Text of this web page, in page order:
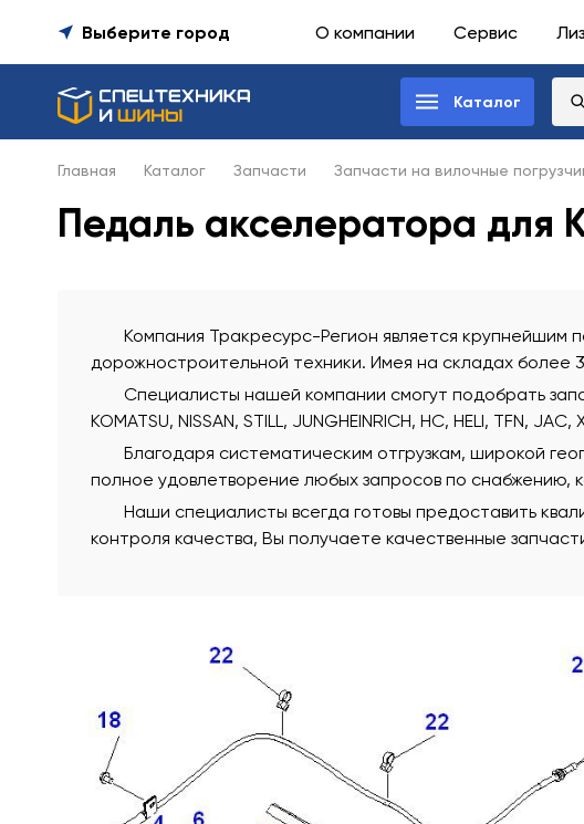
Выберите город О компании Сервис
Каталог
Главная Каталог Запчасти Запчасти на вилочные
Педаль акселератора для
Компания Тракресурс-Регион является крупнейшим
дорожностроительной техники. Имея на складах более
Специалисты нашей компании смогут подобрать
KOMATSU, NISSAN, STILL, JUNGHEINRICH, HC, HELI, TFN, JAC,
Благодаря систематическим отгрузкам, широкой
полное удовлетворение любых запросов по снабжению,
Наши специалисты всегда готовы предоставить
контроля качества, Вы получаете качественные